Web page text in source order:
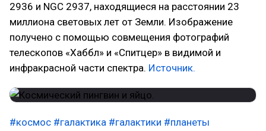
2936 и NGC 2937, находящиеся на расстоянии 23
миллиона световых лет от Земли. Изображение
получено с помощью совмещения фотографий
телескопов «Хаббл» и «Спитцер» в видимой и
инфракрасной части спектра. Источник.
#космос #галактика #галактики #планеты